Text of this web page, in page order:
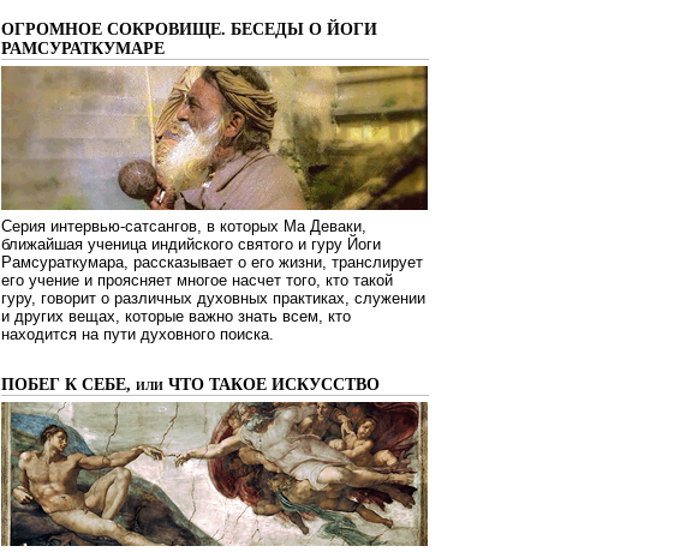
ОГРОМНОЕ СОКРОВИЩЕ. БЕСЕДЫ О ЙОГИ
РАМСУРАТКУМАРЕ
Серия интервью-сатсангов, в которых Ма Деваки,
ближайшая ученица индийского святого и гуру Йоги
Рамсураткумара, рассказывает о его жизни, транслирует
его учение и проясняет многое насчет того, кто такой
гуру, говорит о различных духовных практиках, служении
и других вещах, которые важно знать всем, кто
находится на пути духовного поиска.
ПОБЕГ К СЕБЕ, или ЧТО ТАКОЕ ИСКУССТВО